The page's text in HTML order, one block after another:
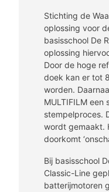
Stichting de
oplossing voor
basisschool De
oplossing
Door de hoge
doek kan er tot
worden.
MULTIFILM een
stempelproces.
wordt gemaakt.
doorkomt
Bij basisschool
Classic-Line
batterijmotoren